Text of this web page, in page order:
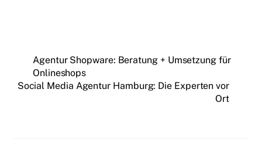
Agentur Shopware: Beratung + Umsetzung für
Onlineshops
Social Media Agentur Hamburg: Die Experten vor
Ort